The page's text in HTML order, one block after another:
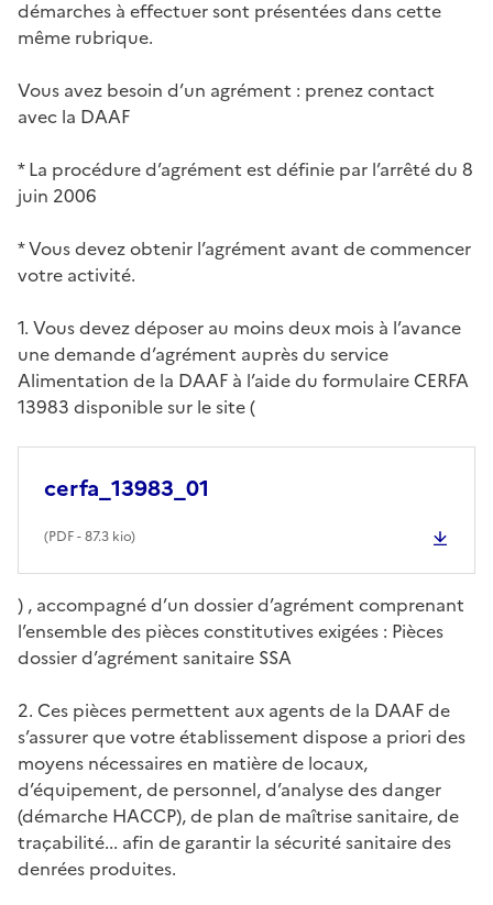
démarches à effectuer sont présentées dans cette
même rubrique.
Vous avez besoin d’un agrément : prenez contact
avec la DAAF
* La procédure d’agrément est définie par l’arrêté du 8
juin 2006
* Vous devez obtenir l’agrément avant de commencer
votre activité.
1. Vous devez déposer au moins deux mois à l’avance
une demande d’agrément auprès du service
Alimentation de la DAAF à l’aide du formulaire CERFA
13983 disponible sur le site (
cerfa_13983_01
(PDF- 87.3 kio)
) , accompagné d’un dossier d’agrément comprenant
l’ensemble des pièces constitutives exigées : Pièces
dossier d’agrément sanitaire SSA
2. Ces pièces permettent aux agents de la DAAF de
s’assurer que votre établissement dispose a priori des
moyens nécessaires en matière de locaux,
d’équipement, de personnel, d’analyse des danger
(démarche HACCP), de plan de maîtrise sanitaire, de
traçabilité... afin de garantir la sécurité sanitaire des
denrées produites.